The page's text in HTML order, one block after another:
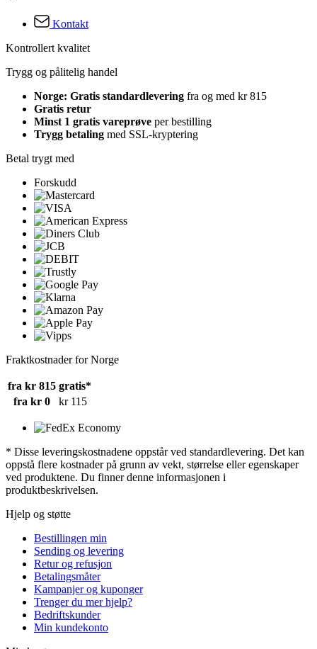
Kontakt
Kontrollert kvalitet
Trygg og pålitelig handel
Norge: Gratis standardlevering fra og med kr 815
Gratis retur
Minst 1 gratis vareprøve per bestilling
Trygg betaling med SSL-kryptering
Betal trygt med
Forskudd
Fraktkostnader for Norge
fra kr 815 gratis*
fra kr 0
kr 115
* Disse leveringskostnadene oppstår ved standardlevering. Det kan
oppstå flere kostnader på grunn av vekt, størrelse eller egenskaper
ved produktene. Du finner denne informasjonen i
produktbeskrivelsen.
Hjelp og støtte
Bestillingen min
Sending og levering
Retur og refusjon
Betalingsmåter
Kampanjer og kuponger
Trenger du mer hjelp?
Bedriftskunder
Min kundekonto